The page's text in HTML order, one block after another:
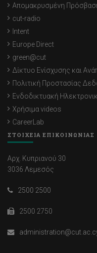
Απομακρυσμένη
cut-radio
Intent
Europe Direct
green@cut
Δίκτυο Ενίσχυσης και
Πολιτική Προστασίας
Ενδοδικτυακή
Χρήσιμα videos
CareerLab
ΣΤΟΙΧΕΙΑ ΕΠΙΚΟΙΝΩΝΙΑΣ
Αρχ. Κυπριανού 30
3036 Λεμεσός
2500 2500
2500 2750